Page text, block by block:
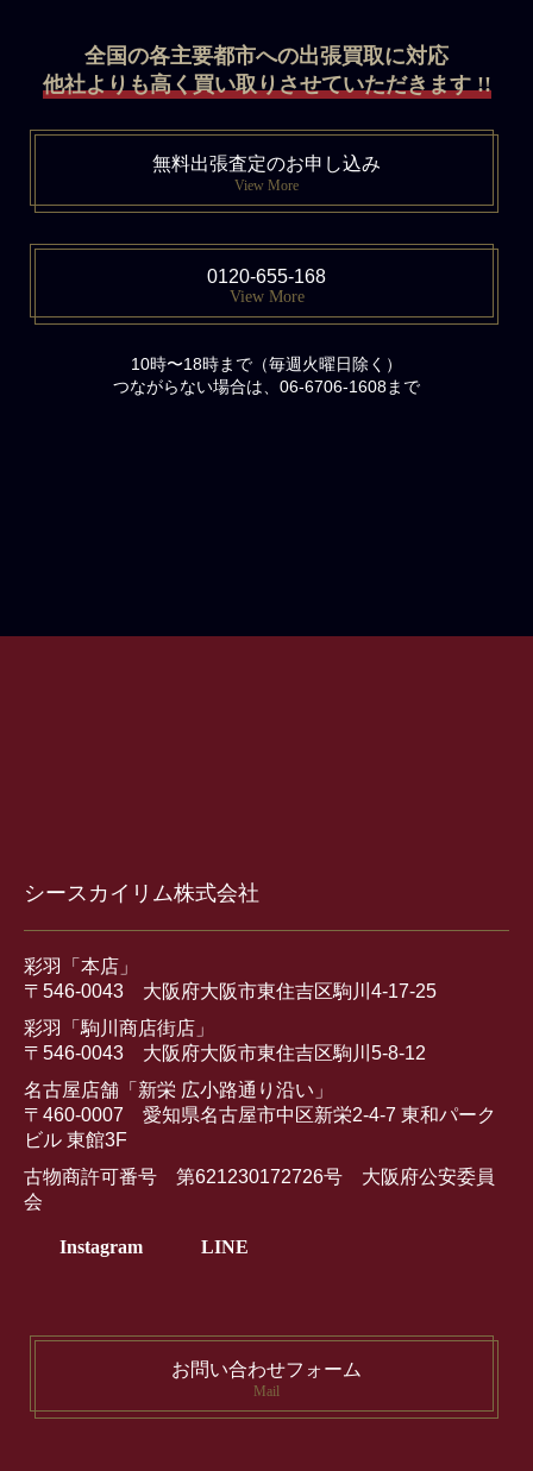
全国の各主要都市への出張買取に対応
他社よりも高く買い取りさせていただきます !!
無料出張査定のお申し込み
View More
0120-655-168
View More
10時〜18時まで（毎週火曜日除く）
つながらない場合は、06-6706-1608まで
シースカイリム株式会社
彩羽「本店」
〒546-0043 大阪府大阪市東住吉区駒川4-17-25
彩羽「駒川商店街店」
〒546-0043 大阪府大阪市東住吉区駒川5-8-12
名古屋店舗「新栄 広小路通り沿い」
〒460-0007 愛知県名古屋市中区新栄2-4-7 東和パーク
ビル 東館3F
古物商許可番号 第621230172726号 大阪府公安委員
会
Instagram LINE
お問い合わせフォーム
Mail